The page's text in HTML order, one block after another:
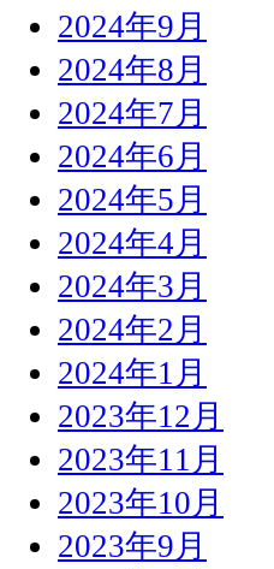
2024年9月
2024年8月
2024年7月
2024年6月
2024年5月
2024年4月
2024年3月
2024年2月
2024年1月
2023年12月
2023年11月
2023年10月
2023年9月